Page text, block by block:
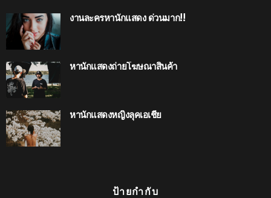
งานละครหานักแสดง ด่วนมาก!!
หานักแสดงถ่ายโฆษณาสินค้า
หานักแสดงหญิงลุคเอเชีย
ป้ายกำกับ